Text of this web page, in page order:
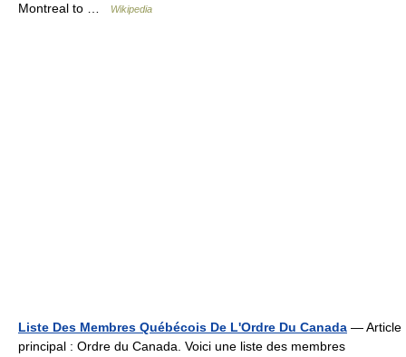
Montreal to …
Wikipedia
Liste Des Membres Québécois De L'Ordre Du Canada — Article
principal : Ordre du Canada. Voici une liste des membres